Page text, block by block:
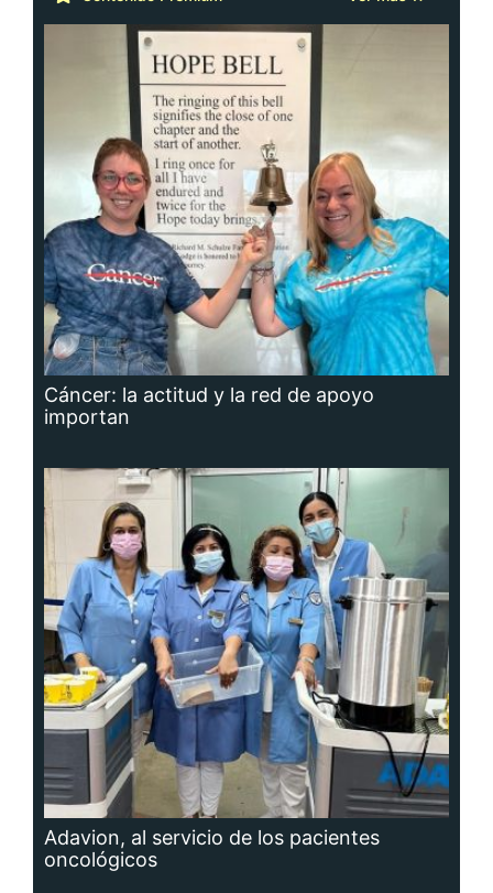
Cáncer: la actitud y la red de apoyo
importan
Adavion, al servicio de los pacientes
oncológicos